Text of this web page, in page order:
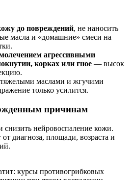
до повреждений, не наносить
масла и «домашние» смеси на
агрессивными
корках или гное — высок
тяжелыми маслами и жгучими
только усилится.
причинам
снизить нейровоспаление кожи.
диагноза, площади, возраста и
курсы противогрибковых